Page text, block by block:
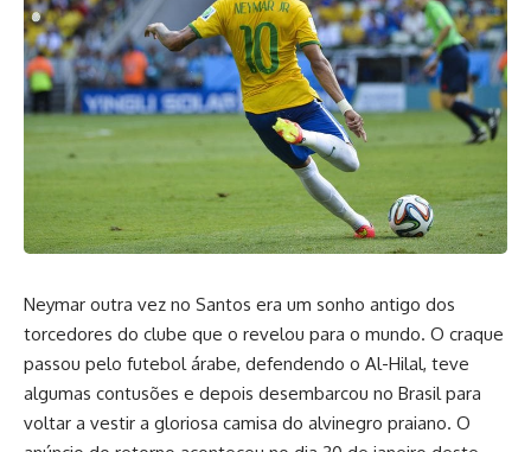
Neymar outra vez no Santos era um sonho antigo dos
torcedores do clube que o revelou para o mundo. O craque
passou pelo futebol árabe, defendendo o Al-Hilal, teve
algumas contusões e depois desembarcou no Brasil para
voltar a vestir a gloriosa camisa do alvinegro praiano. O